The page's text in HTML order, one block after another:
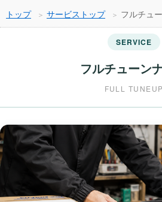
トップ サービストップ フルチュ
SERVICE
フルチューン
FULL TUNEUP